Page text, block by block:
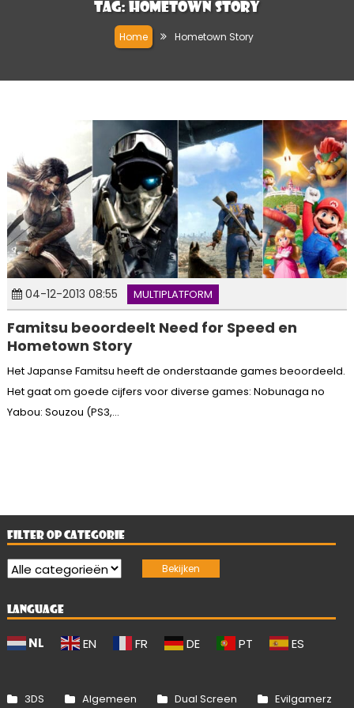
Tag: Hometown Story
Home Hometown Story
04-12-2013 08:55 MULTIPLATFORM
Famitsu beoordeelt Need for Speed en
Hometown Story
Het Japanse Famitsu heeft de onderstaande games beoordeeld.
Het gaat om goede cijfers voor diverse games: Nobunaga no
Yabou: Souzou (PS3,...
FILTER OP CATEGORIE
LANGUAGE
NL EN FR DE PT ES
3DS Algemeen Dual Screen Evilgamerz